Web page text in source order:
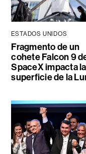
ESTADOS UNIDOS
Fragmento de un
cohete Falcon 9
SpaceX impacta la
superficie de la